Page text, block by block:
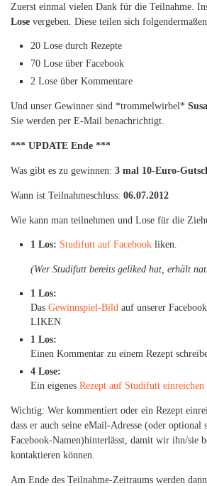
Zuerst einmal vielen Dank für die Teilnahme.
Lose vergeben. Diese teilen sich
20 Lose durch Rezepte
70 Lose über Facebook
2 Lose über Kommentare
Und unser Gewinner sind *trommelwirbel*
Sie werden per E-Mail benachrichtigt.
*** UPDATE Ende ***
Was gibt es zu gewinnen: 3 mal 10-Euro-
Wann ist Teilnahmeschluss: 06.07.2012
Wie kann man teilnehmen und Lose für die
1 Los: Studifutt auf Facebook liken.
(Wer Studifutt bereits geliked hat, erhält
1 Los:
Das Gewinnspiel-Bild auf unserer
LIKEN
1 Los:
Einen Kommentar zu einem Rezept
4 Lose:
Ein eigenes Rezept auf Studifutt einreichen
Wichtig: Wer kommentiert oder ein Rezept
dass er auch seine eMail-Adresse (oder optional
Facebook-Namen)hinterlässt, damit wir ihn/sie
kontaktieren können.
Am Ende des Teilnahme-Zeitraums werden